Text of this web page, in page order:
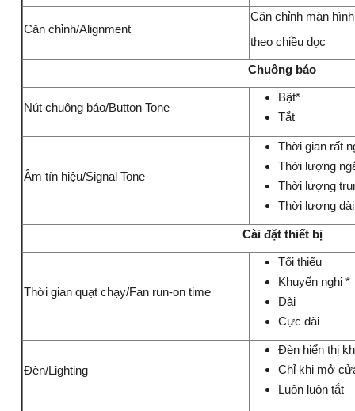
Căn chỉnh/Alignment
Căn chỉnh màn
theo chiều dọc
Chuông báo
Nút chuông báo/Button Tone
Bật*
Tắt
Âm tín hiệu/Signal Tone
Thời gian rất
Thời lượng
Thời lượng
Thời lượng
Cài đặt thiết bị
Thời gian quạt chạy/Fan run-on time
Tối thiểu
Khuyến nghị *
Dài
Cực dài
Đèn/Lighting
Đèn hiển thị
Chỉ khi mở
Luôn luôn tắt